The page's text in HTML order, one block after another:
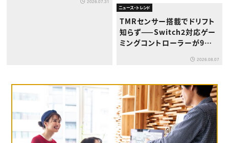
2026.07.31
ニュース・トレンド
TMRセンサー搭載でドリフト
知らず——Switch2対応ゲー
ミングコントローラーが9月
2026.08.07